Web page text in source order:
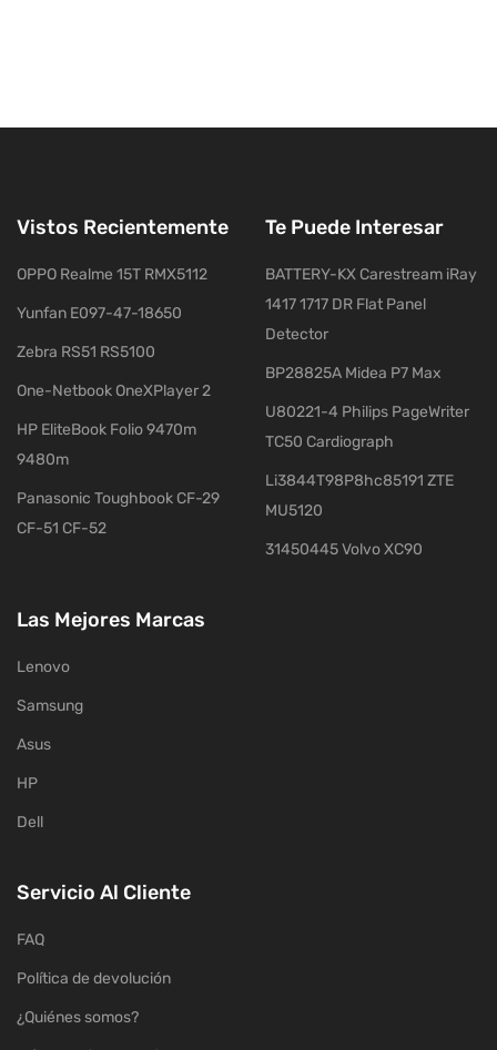
Vistos Recientemente
OPPO Realme 15T RMX5112
Yunfan E097-47-18650
Zebra RS51 RS5100
One-Netbook OneXPlayer 2
HP EliteBook Folio 9470m
9480m
Panasonic Toughbook CF-29
CF-51 CF-52
Te Puede Interesar
BATTERY-KX Carestream iRay
1417 1717 DR Flat Panel
Detector
BP28825A Midea P7 Max
U80221-4 Philips PageWriter
TC50 Cardiograph
Li3844T98P8hc85191 ZTE
MU5120
31450445 Volvo XC90
Las Mejores Marcas
Lenovo
Samsung
Asus
HP
Dell
Servicio Al Cliente
FAQ
Política de devolución
¿Quiénes somos?